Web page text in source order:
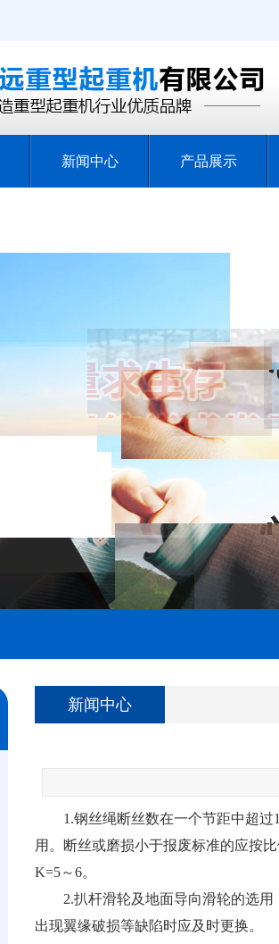
新闻中心 产品展示
新闻中心
1.钢丝绳断丝数在一个节距中超过
用。断丝或磨损小于报废标准的应按
K=5～6。
2.扒杆滑轮及地面导向滑轮的选用
出现翼缘破损等缺陷时应及时更换。